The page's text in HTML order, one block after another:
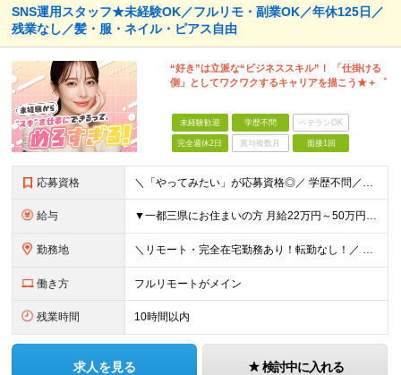
SNS運用スタッフ★未経験OK／フルリモ・副業OK／年休125日／
残業なし／髪・服・ネイル・ピアス自由
“好き”は立派な“ビジネススキル”！ 「仕掛ける
側」としてワクワクするキャリアを描こう★＋゜
未経験歓迎 学歴不問 ベテランOK
完全週休2日 賞与複数月 面接1回
応募資格 ＼「やってみたい」が応募資格◎／ 学歴不問／未経験歓迎／業種未経験歓迎／社会人デビュー歓迎／第二新卒歓迎／ブランクOK 経験やスキルは一切不問◎ 大切なのは「挑戦してみたい」という気持ちです！
給与 ▼一都三県にお住まいの方 月給22万円～50万円＋インセンティブ＋賞与＋各種手当 ▼上記以外の地域にお住まいの方 月給21万円～50万円＋インセンティブ＋賞与＋各種手当 ※経験・能力を考慮して決定
勤務地 ＼リモート・完全在宅勤務あり！転勤なし！／ 【47都道府県の好きな地域で働けます☆】 ★リモート・フルリモートも選択可能です！ └将来的には「お気に入りのカフェでテレワーク」 「日本全国、旅をしなが
働き方 フルリモートがメイン
残業時間 10時間以内
求人を見る 検討中に入れる